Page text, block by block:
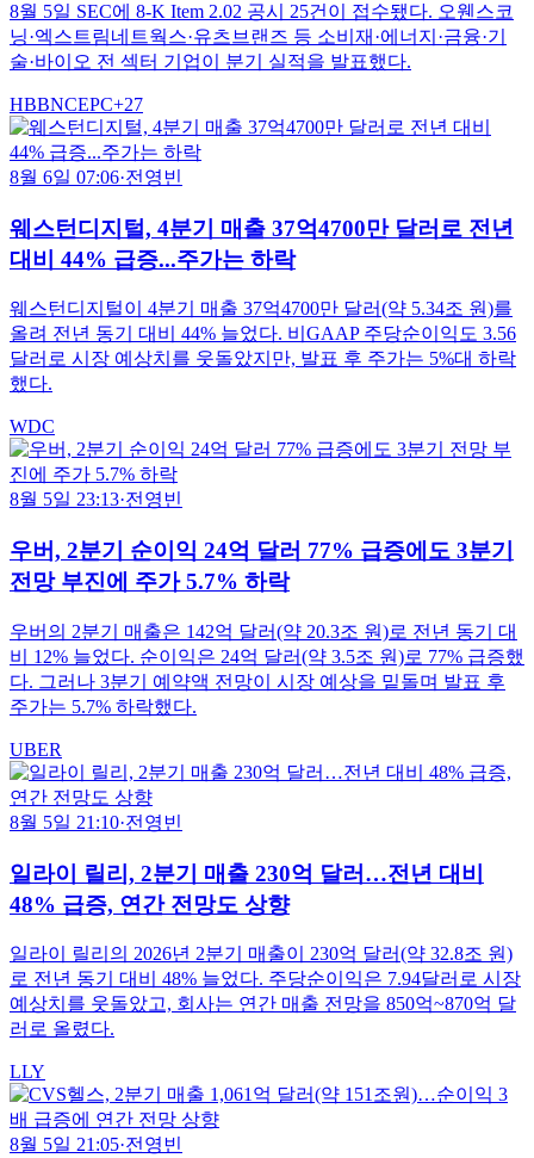
8월 5일 SEC에 8-K Item 2.02 공시 25건이 접수됐다. 오웬스코
닝·엑스트림네트웍스·유츠브랜즈 등 소비재·에너지·금융·기
술·바이오 전 섹터 기업이 분기 실적을 발표했다.
HBBNCEPC+27
8월 6일 07:06·전영빈
웨스턴디지털, 4분기 매출 37억4700만 달러로 전년
대비 44% 급증...주가는 하락
웨스턴디지털이 4분기 매출 37억4700만 달러(약 5.34조 원)를
올려 전년 동기 대비 44% 늘었다. 비GAAP 주당순이익도 3.56
달러로 시장 예상치를 웃돌았지만, 발표 후 주가는 5%대 하락
했다.
WDC
8월 5일 23:13·전영빈
우버, 2분기 순이익 24억 달러 77% 급증에도 3분기
전망 부진에 주가 5.7% 하락
우버의 2분기 매출은 142억 달러(약 20.3조 원)로 전년 동기 대
비 12% 늘었다. 순이익은 24억 달러(약 3.5조 원)로 77% 급증했
다. 그러나 3분기 예약액 전망이 시장 예상을 밑돌며 발표 후
주가는 5.7% 하락했다.
UBER
8월 5일 21:10·전영빈
일라이 릴리, 2분기 매출 230억 달러…전년 대비
48% 급증, 연간 전망도 상향
일라이 릴리의 2026년 2분기 매출이 230억 달러(약 32.8조 원)
로 전년 동기 대비 48% 늘었다. 주당순이익은 7.94달러로 시장
예상치를 웃돌았고, 회사는 연간 매출 전망을 850억~870억 달
러로 올렸다.
LLY
8월 5일 21:05·전영빈